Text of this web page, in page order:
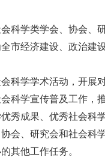
会科学类学会、协会
全市经济建设、政治
会科学学术活动，开
会科学宣传普及工作，
秀成果、优秀社会科
协会、研究会和社会
其他工作任务。